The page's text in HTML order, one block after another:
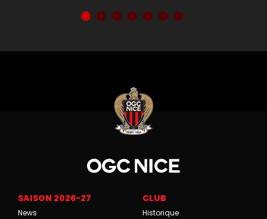
SAISON 2026-27
News
CLUB
Historique